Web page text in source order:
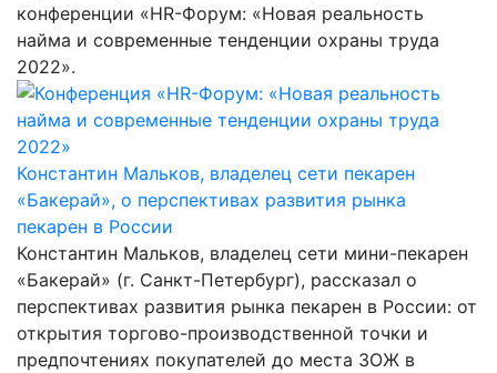
конференции «HR-Форум: «Новая реальность
найма и современные тенденции охраны труда
2022».
Константин Мальков, владелец сети пекарен
«Бакерай», о перспективах развития рынка
пекарен в России
Константин Мальков, владелец сети мини-пекарен
«Бакерай» (г. Санкт-Петербург), рассказал о
перспективах развития рынка пекарен в России: от
открытия торгово-производственной точки и
предпочтениях покупателей до места ЗОЖ в